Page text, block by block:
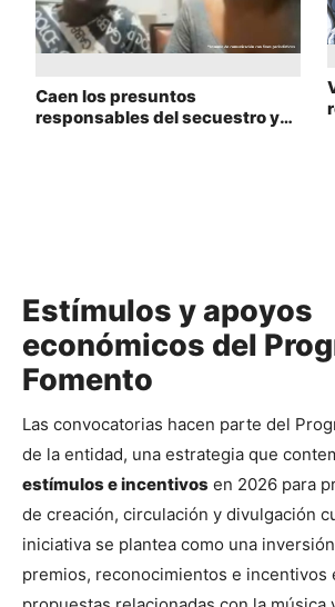
Caen los presuntos
responsables del secuestro y
Estímulos y apoyos
económicos del
Fomento
Las convocatorias hacen parte del
de la entidad, una estrategia que
estímulos e incentivos en 2026 para
de creación, circulación y divulgación
iniciativa se plantea como una
premios, reconocimientos e incentivos